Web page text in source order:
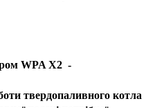
WPA X2 -
твердопаливного котла